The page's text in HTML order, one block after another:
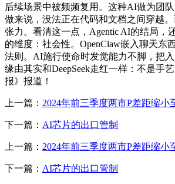
后续场景中被频频复用。这种AI做为团
做来说，没法正在代码和文档之间穿越
张力。看清这一点，Agentic AI的结局，
的维度：社会性。OpenClaw嵌入聊天东
法则。AI施行使命时发觉能力不脚，把入
缘由其实和DeepSeek走红一样：不是手
报》报道！
上一篇： 2024年前三季度两市P差距缩小
下一篇： AI芯片的出口管制
上一篇： 2024年前三季度两市P差距缩小
下一篇： AI芯片的出口管制